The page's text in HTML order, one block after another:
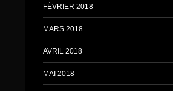
FÉVRIER 2018
MARS 2018
AVRIL 2018
MAI 2018